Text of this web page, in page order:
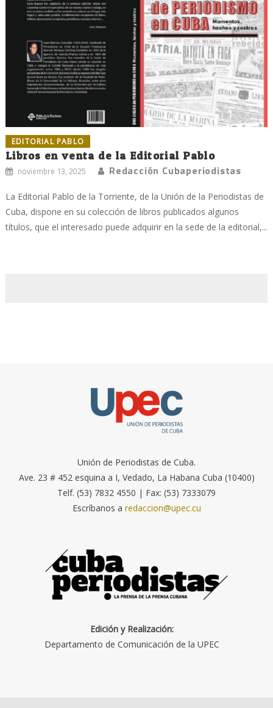
EDITORIAL PABLO
Libros en venta de la Editorial Pablo
noviembre 13, 2025 Redacción Cubaperiodistas
La Editorial Pablo de la Torriente, de la Unión de la Periodistas de
Cuba, dispone en su colección de libros publicados algunos
títulos, que el interesado puede adquirir en la sede de la editorial,...
Unión de Periodistas de Cuba.
Ave. 23 # 452 esquina a I, Vedado, La Habana Cuba (10400)
Telf. (53) 7832 4550 | Fax: (53) 7333079
Escríbanos a redaccion@upec.cu
Edición y Realización:
Departamento de Comunicación de la UPEC